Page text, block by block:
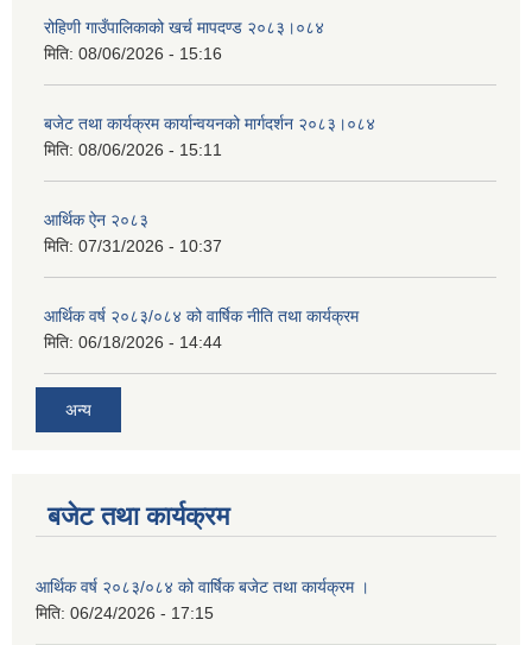
रोहिणी गाउँपालिकाको खर्च मापदण्ड २०८३।०८४
मिति: 08/06/2026 - 15:16
बजेट तथा कार्यक्रम कार्यान्वयनको मार्गदर्शन २०८३।०८४
मिति: 08/06/2026 - 15:11
आर्थिक ऐन २०८३
मिति: 07/31/2026 - 10:37
आर्थिक वर्ष २०८३/०८४ को वार्षिक नीति तथा कार्यक्रम
मिति: 06/18/2026 - 14:44
अन्य
बजेट तथा कार्यक्रम
आर्थिक वर्ष २०८३/०८४ को वार्षिक बजेट तथा कार्यक्रम ।
मिति: 06/24/2026 - 17:15